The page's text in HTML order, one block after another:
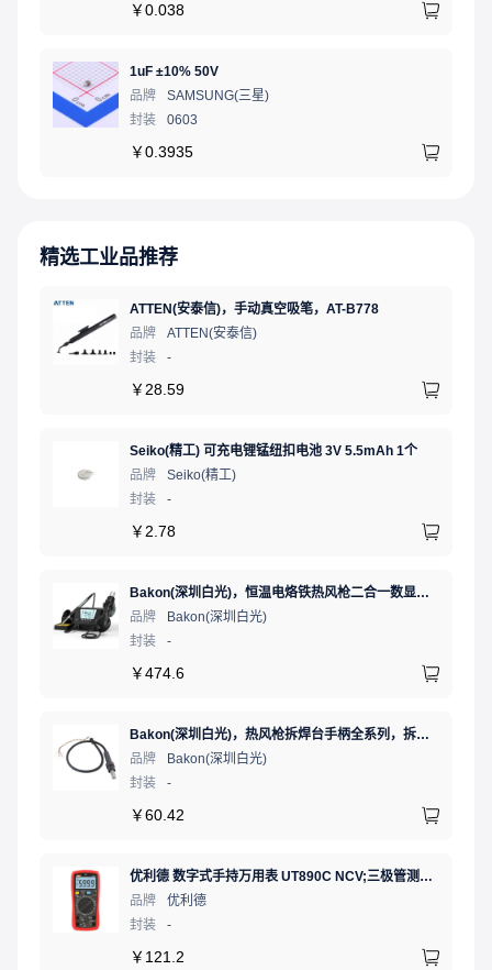
￥0.038
1uF ±10% 50V
品牌
SAMSUNG(三星)
封装
0603
￥0.3935
精选工业品推荐
ATTEN(安泰信)，手动真空吸笔，AT-B778
品牌
ATTEN(安泰信)
封装
-
￥ 28.59
Seiko(精工) 可充电锂锰纽扣电池 3V 5.5mAh 1个
品牌
Seiko(精工)
封装
-
￥ 2.78
Bakon(深圳白光)，恒温电烙铁热风枪二合一数显可调温大功率无铅拆焊台，BK881（新老款交替发货）
品牌
Bakon(深圳白光)
封装
-
￥474.6
Bakon(深圳白光)，热风枪拆焊台手柄全系列，拆焊台手柄(联合蓝)，HF850D-853B
品牌
Bakon(深圳白光)
封装
-
￥60.42
优利德 数字式手持万用表 UT890C NCV;三极管测试;二极管测试;火线辨别;真有效值;通断测试
品牌
优利德
封装
-
￥ 121.2